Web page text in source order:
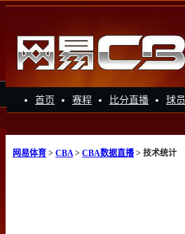
首页 赛程 比分直播 球员
网易体育 > CBA> CBA数据直播> 技术统计